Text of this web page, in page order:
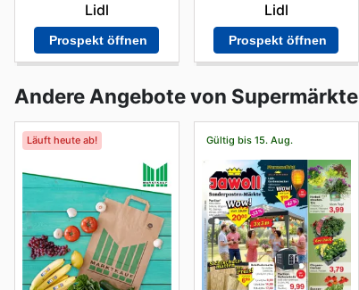
Lidl
Prospekt öffnen
Lidl
Prospekt öffnen
Andere Angebote von Supermärkte
Läuft heute ab! Gültig bis 15. Aug.